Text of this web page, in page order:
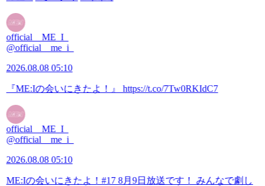
official__ME_I_
@official__me_i_
2026.08.08 05:10
『ME:Iの会いにきたよ！』https://t.co/7Tw0RKIdC7
official__ME_I_
@official__me_i_
2026.08.08 05:10
ME:Iの会いにきたよ！#17 8月9日放送です！ みんなで劇し